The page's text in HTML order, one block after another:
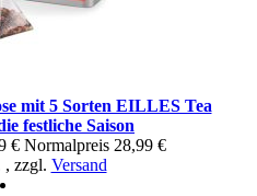
mit 5 Sorten EILLES Tea
festliche Saison
€ Normal­preis 28,99 €
, zzgl. Versand